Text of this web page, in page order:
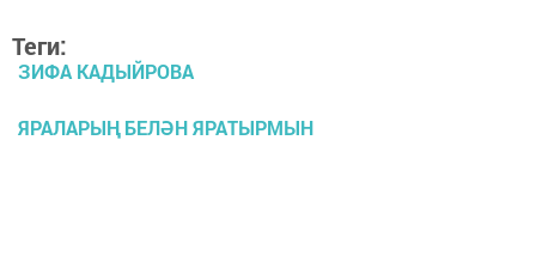
Теги:
ЗИФА КАДЫЙРОВА
ЯРАЛАРЫҢ БЕЛӘН ЯРАТЫРМЫН